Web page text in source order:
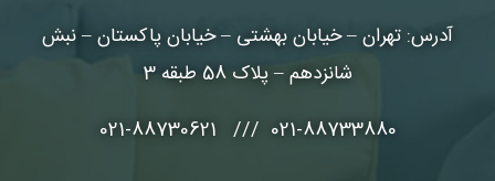
آدرس: تهران – خیابان بهشتی – خیابان پاکستان – نبش
شانزدهم – پلاک 58 طبقه 3
021-88733880 /// 021-88730621